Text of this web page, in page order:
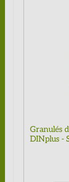
Granulés
DINplus -